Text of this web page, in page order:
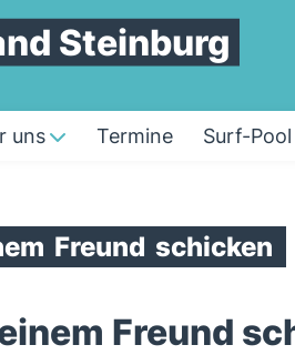
Steinburg
uns Termine Surf-Pool
Freund schicken
Freund